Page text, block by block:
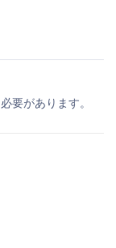
要があります。